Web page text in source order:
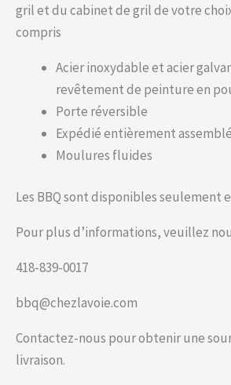
gril et du cabinet de gril de votre
compris
Acier inoxydable et acier
revêtement de peinture en
Porte réversible
Expédié entièrement assemblé
Moulures fluides
Les BBQ sont disponibles seulement
Pour plus d’informations, veuillez
418-839-0017
bbq@chezlavoie.com
Contactez-nous pour obtenir une
livraison.